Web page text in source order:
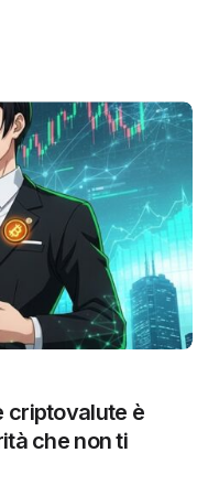
criptovalute è
che non ti